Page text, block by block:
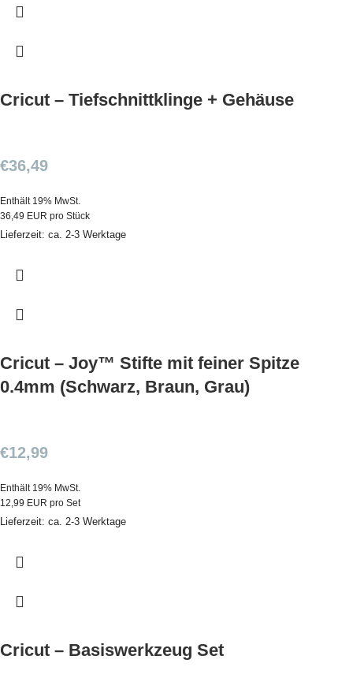
Cricut – Tiefschnittklinge + Gehäuse
€36,49
Enthält 19% MwSt.
36,49 EUR pro Stück
Lieferzeit: ca. 2-3 Werktage
Cricut – Joy™ Stifte mit feiner Spitze
0.4mm (Schwarz, Braun, Grau)
€12,99
Enthält 19% MwSt.
12,99 EUR pro Set
Lieferzeit: ca. 2-3 Werktage
Cricut – Basiswerkzeug Set